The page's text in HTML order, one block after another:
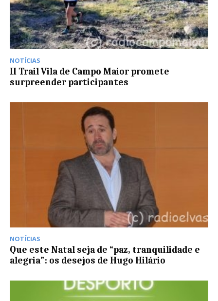
NOTÍCIAS
II Trail Vila de Campo Maior promete
surpreender participantes
NOTÍCIAS
Que este Natal seja de “paz, tranquilidade e
alegria”: os desejos de Hugo Hilário